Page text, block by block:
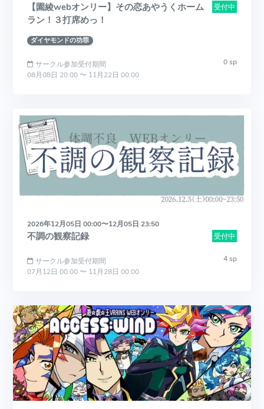
受付中
【園綾webオンリー】その恋あやうくホーム
ラン！３打席めっ！
ダイヤモンドの功罪
0 sp
サークル参加受付期間
08月08日 20:00 〜 11月22日 00:00
2026年12月05日 00:00〜12月05日 23:50
受付中
不調の観察記録
4 sp
サークル参加受付期間
07月12日 00:00 〜 11月28日 00:00